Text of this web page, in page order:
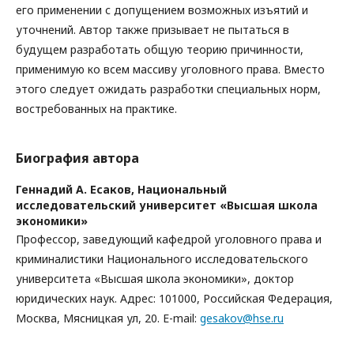
его применении с допущением возможных изъятий и
уточнений. Автор также призывает не пытаться в
будущем разработать общую теорию причинности,
применимую ко всем массиву уголовного права. Вместо
этого следует ожидать разработки специальных норм,
востребованных на практике.
Биография автора
Геннадий А. Есаков, Национальный
исследовательский университет «Высшая школа
экономики»
Профессор, заведующий кафедрой уголовного права и
криминалистики Национального исследовательского
университета «Высшая школа экономики», доктор
юридических наук. Адрес: 101000, Российская Федерация,
Москва, Мясницкая ул, 20. E-mail: gesakov@hse.ru